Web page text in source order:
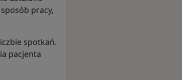
pracy,
spotkań.
pacjenta